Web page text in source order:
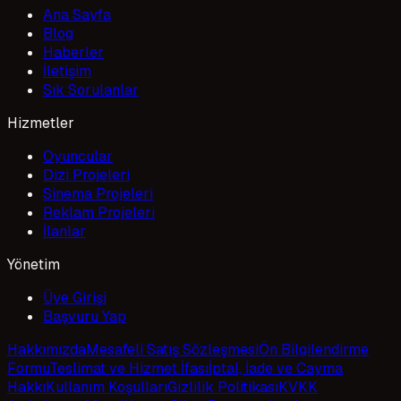
Ana Sayfa
Blog
Haberler
İletişim
Sık Sorulanlar
Hizmetler
Oyuncular
Dizi Projeleri
Sinema Projeleri
Reklam Projeleri
İlanlar
Yönetim
Üye Girişi
Başvuru Yap
HakkımızdaMesafeli Satış SözleşmesiÖn Bilgilendirme
FormuTeslimat ve Hizmet İfasıİptal, İade ve Cayma
HakkıKullanım KoşullarıGizlilik PolitikasıKVKK